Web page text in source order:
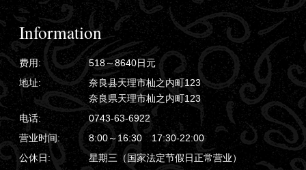
Information
费用:
518～8640日元
地址:
奈良县天理市杣之内町123
奈良県天理市杣之内町123
电话:
0743-63-6922
营业时间:
8:00～16:30 17:30-22:00
公休日:
星期三（国家法定节假日正常营业）